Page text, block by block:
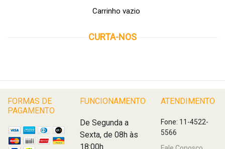
Carrinho vazio
CURTA-NOS
FORMAS DE
PAGAMENTO
FUNCIONAMENTO
De Segunda a
Sexta, de 08h às
18:00h
ATENDIMENTO
Fone: 11-4522-
5566